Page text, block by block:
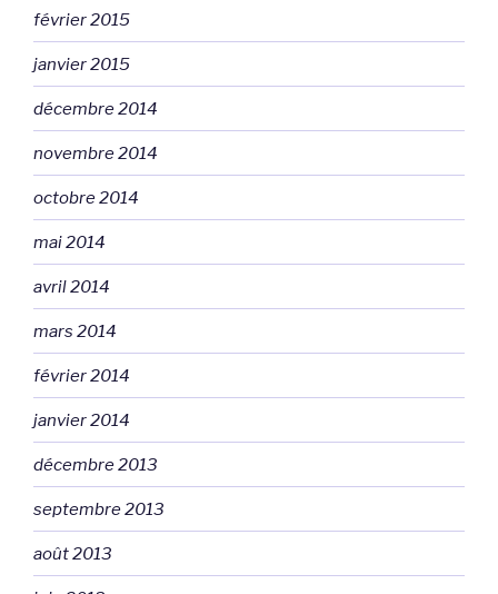
février 2015
janvier 2015
décembre 2014
novembre 2014
octobre 2014
mai 2014
avril 2014
mars 2014
février 2014
janvier 2014
décembre 2013
septembre 2013
août 2013